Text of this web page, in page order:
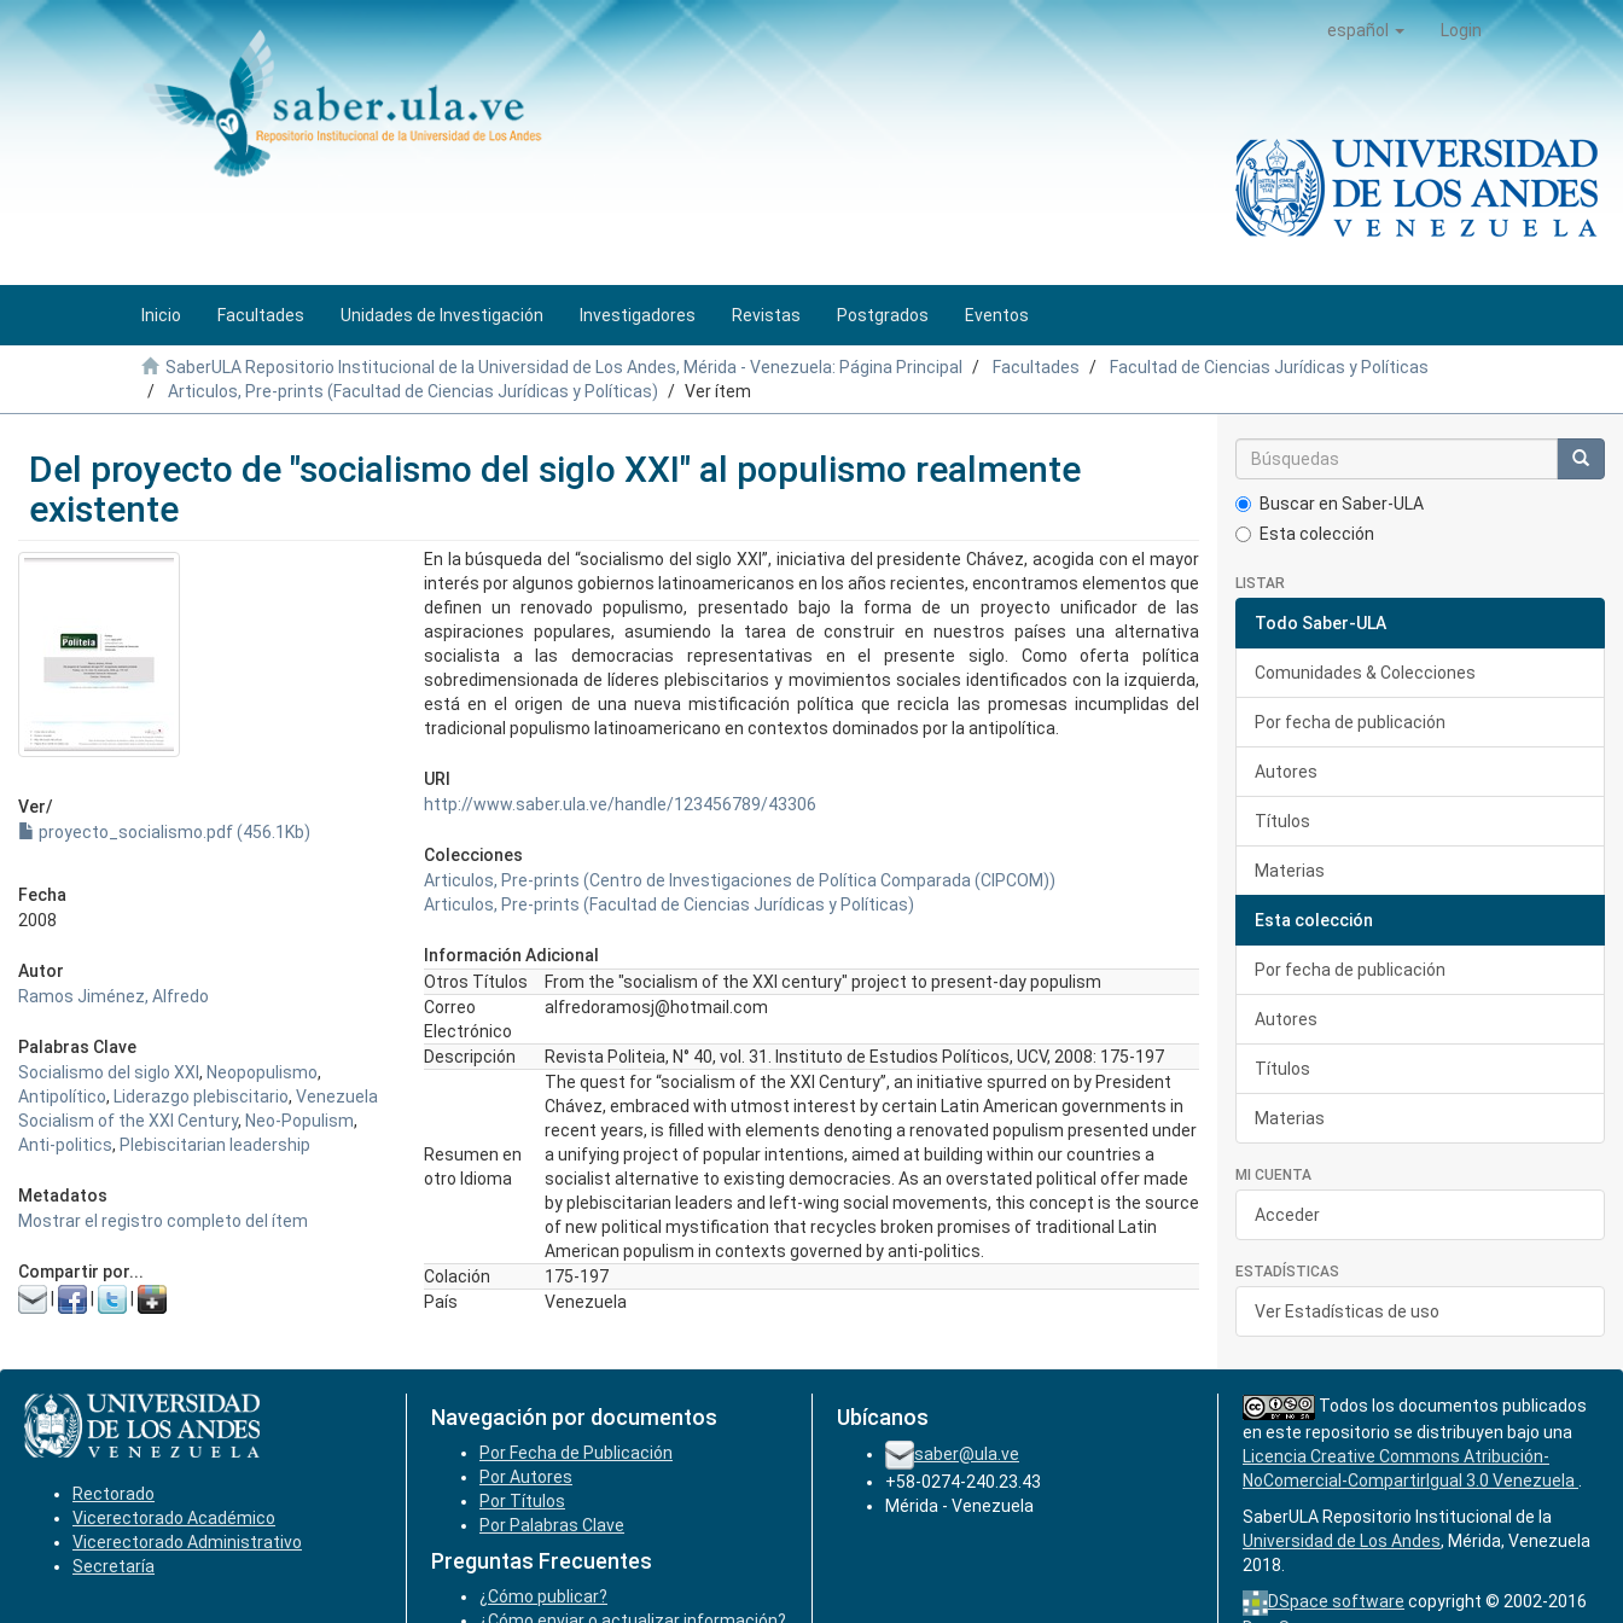
español Login
Inicio Facultades Unidades de Investigación Investigadores Revistas Postgrados Eventos
SaberULA Repositorio Institucional de la Universidad de Los Andes, Mérida - Venezuela: Página Principal Facultades
Facultad de Ciencias Jurídicas y Políticas
Articulos, Pre-prints (Facultad de Ciencias Jurídicas y Políticas)
Ver ítem
Del proyecto de "socialismo del siglo XXI" al populismo realmente
existente
Ver/
proyecto_socialismo.pdf (456.1Kb)
Fecha
2008
Autor
Ramos Jiménez, Alfredo
Palabras Clave
Socialismo del siglo XXI , Neopopulismo,
Antipolítico, Liderazgo plebiscitario, Venezuela
Socialism of the XXI Century, Neo-Populism,
Anti-politics, Plebiscitarian leadership
Metadatos
Mostrar el registro completo del ítem
Compartir por...
En la búsqueda del “socialismo del siglo XXI”, iniciativa del presidente Chávez, acogida con el mayor
interés por algunos gobiernos latinoamericanos en los años recientes, encontramos elementos que
definen un renovado populismo, presentado bajo la forma de un proyecto unificador de las
aspiraciones populares, asumiendo la tarea de construir en nuestros países una alternativa
socialista a las democracias representativas en el presente siglo. Como oferta política
sobredimensionada de líderes plebiscitarios y movimientos sociales identificados con la izquierda,
está en el origen de una nueva mistificación política que recicla las promesas incumplidas del
tradicional populismo latinoamericano en contextos dominados por la antipolítica.
URI
http://www.saber.ula.ve/handle/123456789/43306
Colecciones
Articulos, Pre-prints (Centro de Investigaciones de Política Comparada (CIPCOM))
Articulos, Pre-prints (Facultad de Ciencias Jurídicas y Políticas)
Información Adicional
Otros Títulos
From the "socialism of the XXI century" project to present-day populism
Correo
Electrónico
alfredoramosj@hotmail.com
Descripción Revista Politeia, N° 40, vol. 31. Instituto de Estudios Políticos, UCV, 2008: 175-197
Resumen en
otro Idioma
The quest for “socialism of the XXI Century”, an initiative spurred on by President
Chávez, embraced with utmost interest by certain Latin American governments in
recent years, is filled with elements denoting a renovated populism presented under
a unifying project of popular intentions, aimed at building within our countries a
socialist alternative to existing democracies. As an overstated political offer made
by plebiscitarian leaders and left-wing social movements, this concept is the source
of new political mystification that recycles broken promises of traditional Latin
American populism in contexts governed by anti-politics.
Colación
175-197
País
Venezuela
Buscar en Saber-ULA
Esta colección
LISTAR
Todo Saber-ULA
Comunidades & Colecciones
Por fecha de publicación
Autores
Títulos
Materias
Esta colección
Por fecha de publicación
Autores
Títulos
Materias
MI CUENTA
Acceder
ESTADÍSTICAS
Ver Estadísticas de uso
Rectorado
Vicerectorado Académico
Vicerectorado Administrativo
Secretaría
Navegación por documentos
Por Fecha de Publicación
Por Autores
Por Títulos
Por Palabras Clave
Preguntas Frecuentes
¿Cómo publicar?
Ubícanos
saber@ula.ve
+58-0274-240.23.43
Mérida - Venezuela
Todos los documentos publicados
en este repositorio se distribuyen bajo una
Licencia Creative Commons Atribución-
NoComercial-CompartirIgual 3.0 Venezuela
SaberULA Repositorio Institucional de la
Universidad de Los Andes, Mérida, Venezuela
2018.
DSpace software copyright © 2002-2016